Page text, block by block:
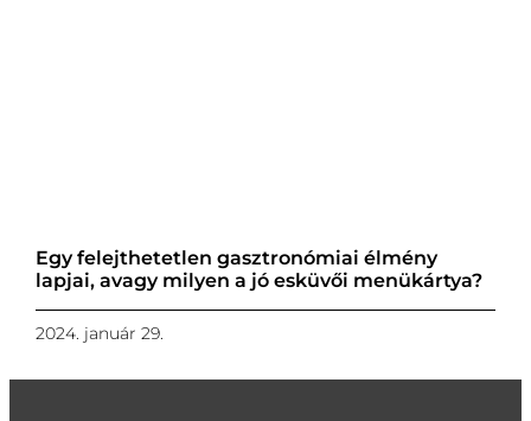
Egy felejthetetlen gasztronómiai élmény
lapjai, avagy milyen a jó esküvői menükártya?
2024. január 29.